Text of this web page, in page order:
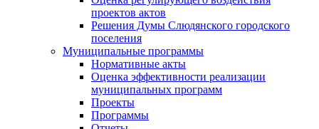
проектов актов
Решения Думы Слюдянского городского
поселения
Муниципальные программы
Нормативные акты
Оценка эффективности реализации
муниципальных программ
Проекты
Программы